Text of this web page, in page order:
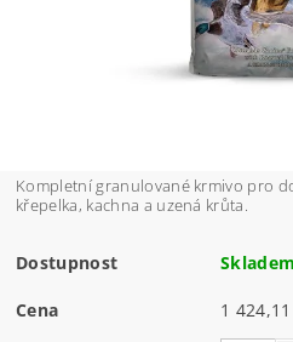
Kompletní granulované krmivo pro
křepelka, kachna a uzená krůta.
Dostupnost Skladem
Cena